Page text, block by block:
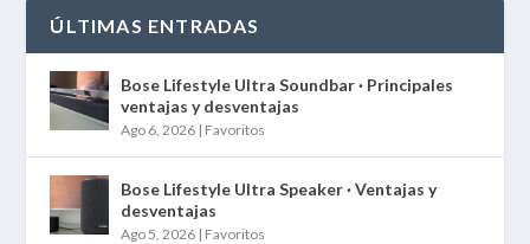
ÚLTIMAS ENTRADAS
Bose Lifestyle Ultra Soundbar · Principales
ventajas y desventajas
Ago 6, 2026 | Favoritos
Bose Lifestyle Ultra Speaker · Ventajas y
desventajas
Ago 5, 2026 | Favoritos